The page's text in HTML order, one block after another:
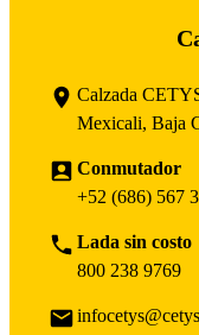
Calzada
Mexicali, Baja
Conmutador
+52 (686) 567
Lada sin costo
800 238 9769